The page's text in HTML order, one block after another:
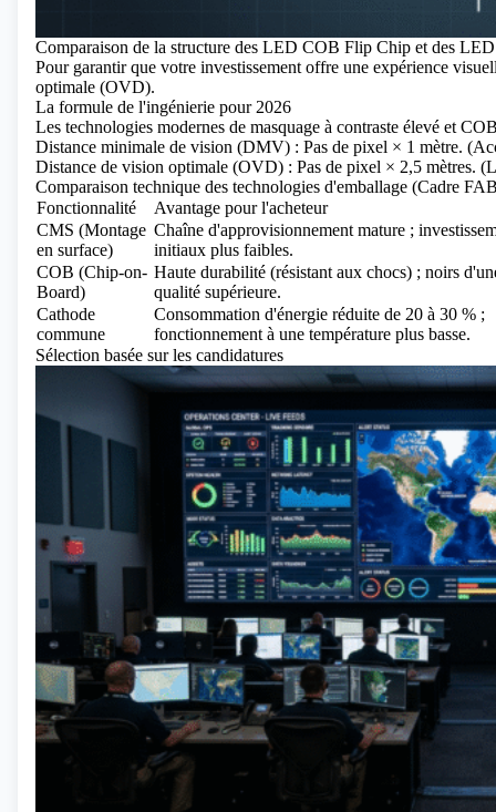
Comparaison de la structure des LED COB Flip Chip et des
Pour garantir que votre investissement offre une expérience
optimale (OVD).
La formule de l'ingénierie pour 2026
Les technologies modernes de masquage à contraste élevé et
Distance minimale de vision (DMV) : Pas de pixel × 1 mètre.
Distance de vision optimale (OVD) : Pas de pixel × 2,5 mètres.
Comparaison technique des technologies d'emballage (Cadre
Fonctionnalité
Avantage pour l'acheteur
CMS (Montage
en surface)
Chaîne d'approvisionnement mature ;
initiaux plus faibles.
COB (Chip-on-
Board)
Haute durabilité (résistant aux chocs) ; noirs
qualité supérieure.
Cathode
commune
Consommation d'énergie réduite de 20 à 30 % ;
fonctionnement à une température plus basse.
Sélection basée sur les candidatures